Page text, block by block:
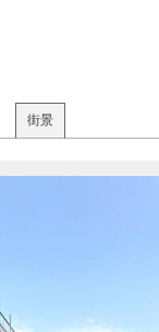
街景